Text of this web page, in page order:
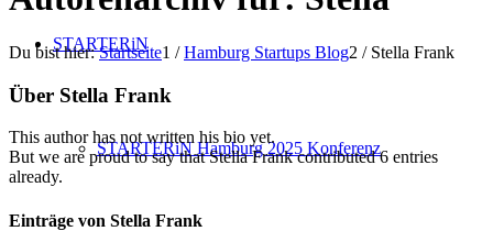
STARTERiN
STARTERiN Hamburg 2025 Konferenz
Du bist hier: Startseite1 / Hamburg Startups Blog2 / Stella Frank
Über Stella Frank
This author has not written his bio yet.
But we are proud to say thatStella Frankcontributed 6 entries
already.
Einträge von Stella Frank